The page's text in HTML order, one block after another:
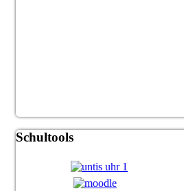
Schultools